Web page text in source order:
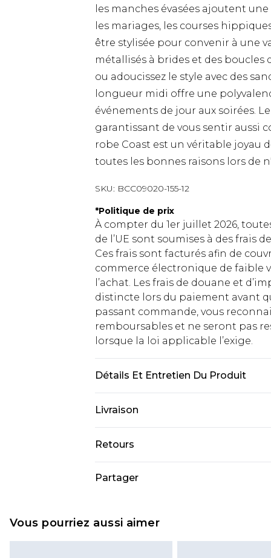
les manches évasées ajoutent
les mariages, les courses
être stylisée pour convenir à une
métallisés à brides et des
ou adoucissez le style avec des
longueur midi offre une
événements de jour aux soirées.
garantissant de vous sentir aussi
robe Coast est un véritable joyau
toutes les bonnes raisons lors de
SKU: BCC09020-155-12
*Politique de prix
À compter du 1er juillet 2026,
de l’UE sont soumises à des frais
Ces frais sont facturés afin de
commerce électronique de faible
l’achat. Les frais de douane et
distincte lors du paiement avant
passant commande, vous
remboursables et ne seront pas
lorsque la loi applicable l’exige.
Détails Et Entretien Du Produit
Livraison
Livraison standard France
Livraison express France
Evri Parcel Shop
Retours
nous retourner un article.
demandée.
Partager
Vous pourriez aussi aimer